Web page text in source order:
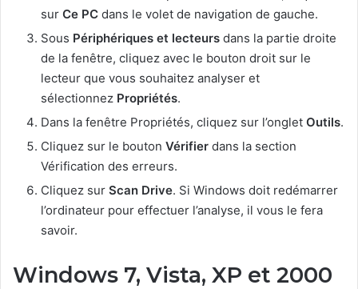
sur Ce PC dans le volet de navigation de gauche.
Sous Périphériques et lecteurs dans la partie droite
de la fenêtre, cliquez avec le bouton droit sur le
lecteur que vous souhaitez analyser et
sélectionnez Propriétés.
Dans la fenêtre Propriétés, cliquez sur l’onglet Outils.
Cliquez sur le bouton Vérifier dans la section
Vérification des erreurs.
Cliquez sur Scan Drive. Si Windows doit redémarrer
l’ordinateur pour effectuer l’analyse, il vous le fera
savoir.
Windows 7, Vista, XP et 2000